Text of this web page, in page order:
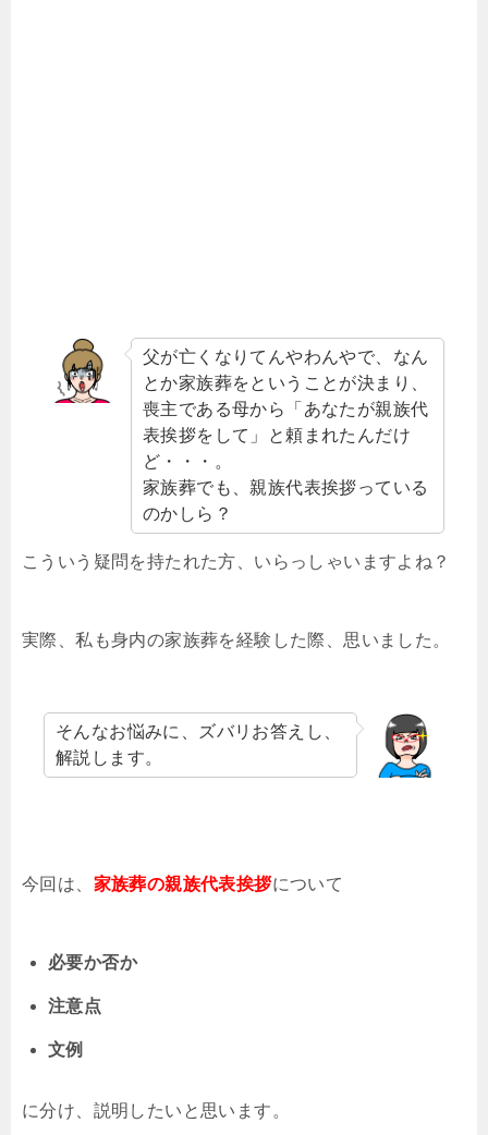
父が亡くなりてんやわんやで、なん
とか家族葬をということが決まり、
喪主である母から「あなたが親族代
表挨拶をして」と頼まれたんだけ
ど・・・。
家族葬でも、親族代表挨拶っている
のかしら？
こういう疑問を持たれた方、いらっしゃいますよね？
実際、私も身内の家族葬を経験した際、思いました。
そんなお悩みに、ズバリお答えし、
解説します。
今回は、 家族葬の親族代表挨拶について
必要か否か
注意点
文例
に分け、説明したいと思います。